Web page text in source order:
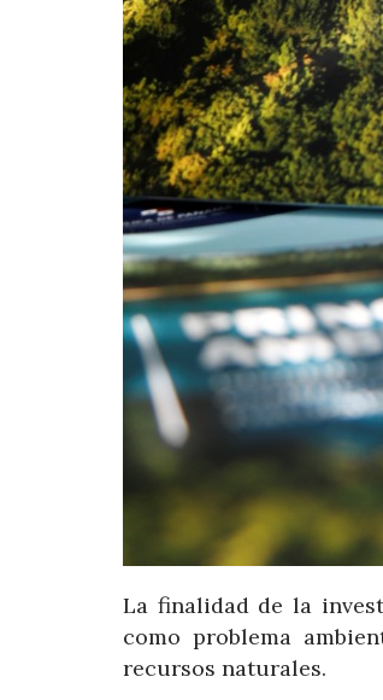
La finalidad de la
como problema
recursos naturales.